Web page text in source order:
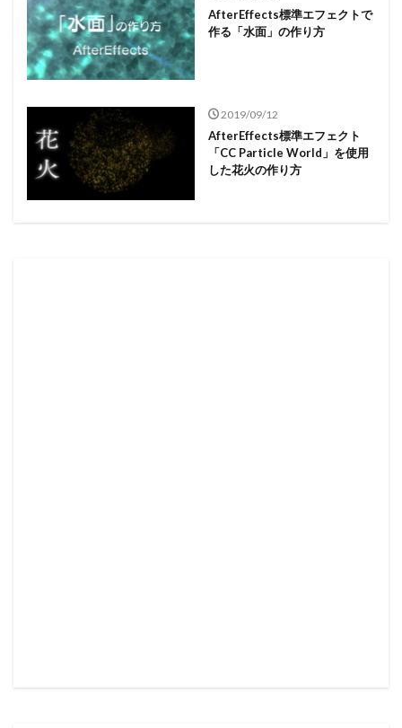
AfterEffects標準エフェクトで
作る「水面」の作り方
2019/09/12
AfterEffects標準エフェクト
「CC Particle World」を使用
した花火の作り方